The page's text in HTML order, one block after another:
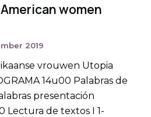
women
2019
vrouwen Utopia
14u00 Palabras de
presentación
Lectura de textos I 1-